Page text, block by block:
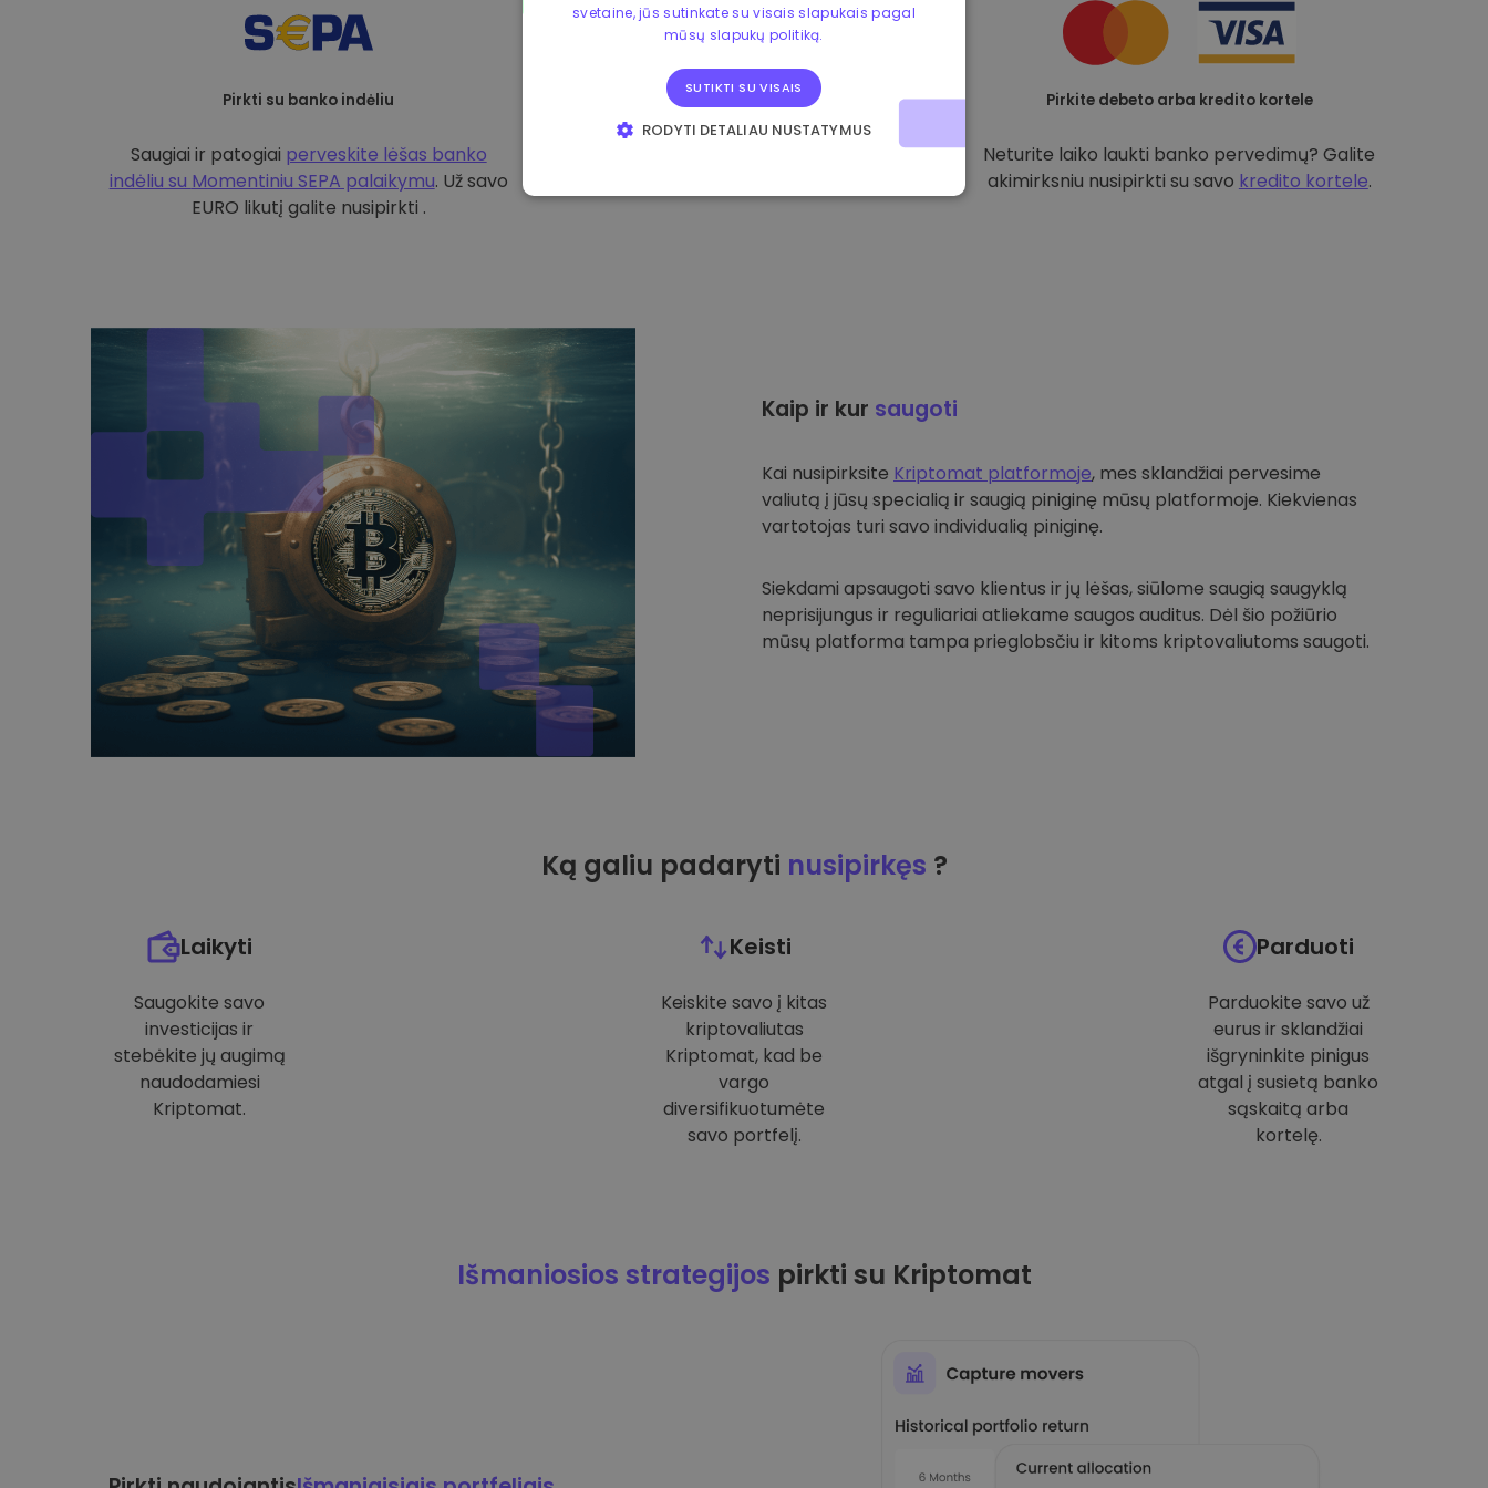
Pirkti su banko indėliu
Saugiai ir patogiai perveskite lėšas banko
indėliu su Momentiniu SEPA palaikymu. Už savo
EURO likutį galite nusipirkti .
Pirkite debeto arba kredito kortele
Neturite laiko laukti banko pervedimų? Galite
akimirksniu nusipirkti su savo kredito kortele.
Kaip ir kur saugoti
Kai nusipirksite Kriptomat platformoje, mes sklandžiai pervesime
valiutą į jūsų specialią ir saugią piniginę mūsų platformoje. Kiekvienas
vartotojas turi savo individualią piniginę.
Siekdami apsaugoti savo klientus ir jų lėšas, siūlome saugią saugyklą
neprisijungus ir reguliariai atliekame saugos auditus. Dėl šio požiūrio
mūsų platforma tampa prieglobsčiu ir kitoms kriptovaliutoms saugoti.
Ką galiu padaryti nusipirkęs ?
Laikyti
Saugokite savo
investicijas ir
stebėkite jų augimą
naudodamiesi
Kriptomat.
Keisti
Keiskite savo į kitas
kriptovaliutas
Kriptomat, kad be
vargo
diversifikuotumėte
savo portfelį.
Parduoti
Parduokite savo už
eurus ir sklandžiai
išgryninkite pinigus
atgal į susietą banko
sąskaitą arba
kortelę.
Išmaniosios strategijos pirkti su Kriptomat
svetaine, jūs sutinkate su visais slapukais pagal
mūsų slapukų politiką.
SUTIKTI SU VISAIS
RODYTI DETALIAU NUSTATYMUS